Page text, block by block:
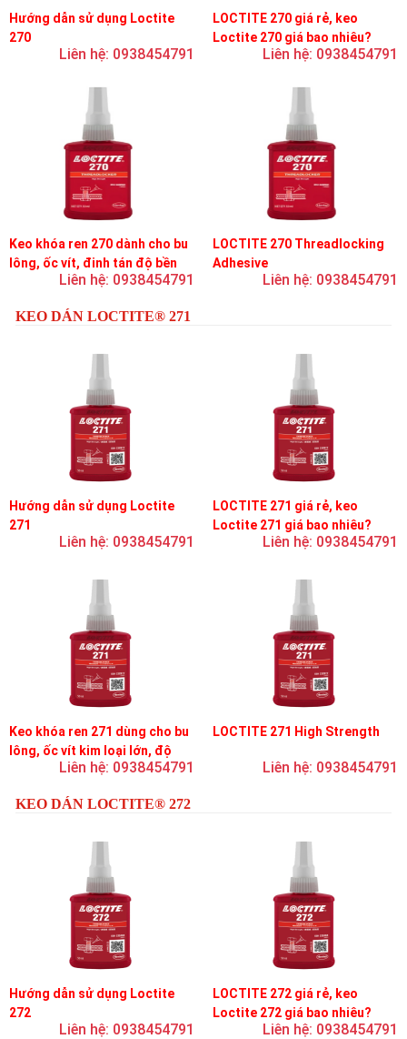
Hướng dẫn sử dụng Loctite
270
Liên hệ: 0938454791
LOCTITE 270 giá rẻ, keo
Loctite 270 giá bao nhiêu?
Liên hệ: 0938454791
Keo khóa ren 270 dành cho bu
lông, ốc vít, đinh tán độ bền
cao, khóa vĩnh viễn
Liên hệ: 0938454791
LOCTITE 270 Threadlocking
Adhesive
Liên hệ: 0938454791
KEO DÁN LOCTITE® 271
Hướng dẫn sử dụng Loctite
271
Liên hệ: 0938454791
LOCTITE 271 giá rẻ, keo
Loctite 271 giá bao nhiêu?
Liên hệ: 0938454791
Keo khóa ren 271 dùng cho bu
lông, ốc vít kim loại lớn, độ
nhớt thấp, độ bền cao
Liên hệ: 0938454791
LOCTITE 271 High Strength
Liên hệ: 0938454791
KEO DÁN LOCTITE® 272
Hướng dẫn sử dụng Loctite
272
Liên hệ: 0938454791
LOCTITE 272 giá rẻ, keo
Loctite 272 giá bao nhiêu?
Liên hệ: 0938454791